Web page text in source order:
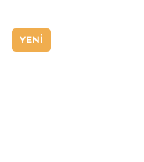
YENİ